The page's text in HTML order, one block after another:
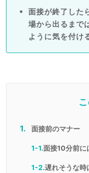
面接が終了した
場から出るまで
ように気を付け
面接前のマナー
1-1.面接10分前に
1-2.遅れそうな時